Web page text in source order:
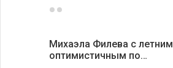
Михаэла Филева с летним
оптимистичным по…